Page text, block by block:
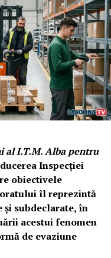
al I.T.M. Alba pentru
Inspecției
obiectivele
îl reprezintă
și subdeclarate, în
acestui fenomen
de evaziune